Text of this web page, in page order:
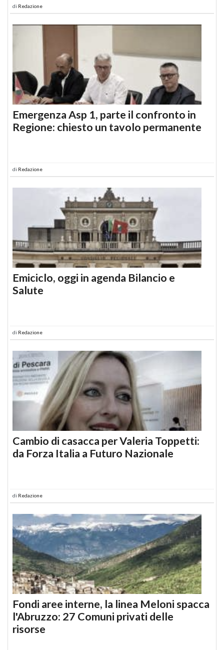
di Redazione
Emergenza Asp 1, parte il confronto in
Regione: chiesto un tavolo permanente
di Redazione
Emiciclo, oggi in agenda Bilancio e
Salute
di Redazione
Cambio di casacca per Valeria Toppetti:
da Forza Italia a Futuro Nazionale
di Redazione
Fondi aree interne, la linea Meloni spacca
l'Abruzzo: 27 Comuni privati delle
risorse